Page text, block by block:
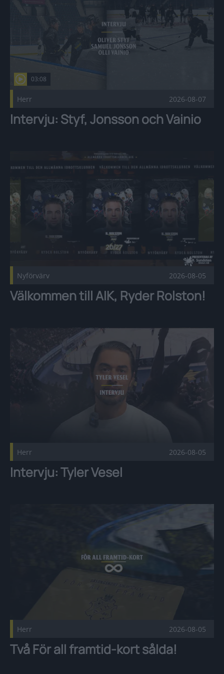
03:08
Herr 2026-08-07
Intervju: Styf, Jonsson och Vainio
Välkommen till AIK, Ryder Rolston! Publicerad 2026-08-05
Nyförvärv 2026-08-05
Välkommen till AIK, Ryder Rolston!
Intervju: Tyler Vesel Publicerad 2026-08-05
Herr 2026-08-05
Intervju: Tyler Vesel
Två För all framtid-kort sålda! Publicerad 2026-08-05
Herr 2026-08-05
Två För all framtid-kort sålda!